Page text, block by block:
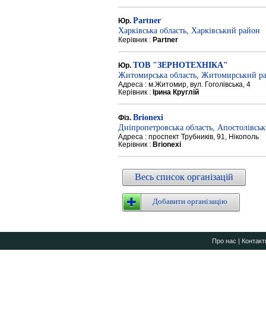
Юр. Partner
Харківська область, Харківський район
Керівник : Partner
Юр. ТОВ "ЗЕРНОТЕХНІКА"
Житомирська область, Житомирський
Адреса : м.Житомир, вул. Гоголівська, 4
Керівник : Ірина Круглій
Фіз. Brionexi
Дніпропетровська область,
Адреса : проспект Трубників, 91, Нікополь
Керівник : Brionexi
Весь список організацій
Добавити організацію
Про нас |